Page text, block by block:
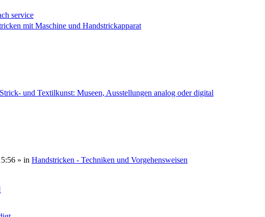
service
mit Maschine und Handstrickapparat
Strick- und Textilkunst: Museen, Ausstellungen analog oder digital
» in Handstricken - Techniken und Vorgehensweisen